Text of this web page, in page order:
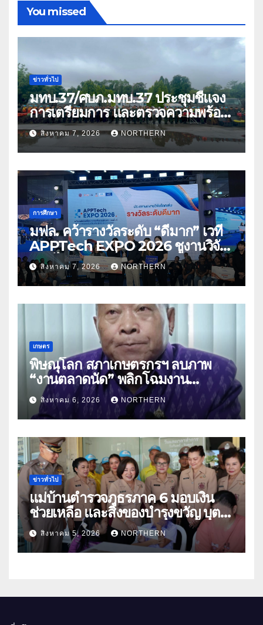
You missed
ข่าวทั่วไป
มทบ.37/ศบภ.มทบ.37 ประชุมชี้แจง
การเตรียมการ และตรวจความพร้อม
ด้านการบรรเทาสาธารณภัย
สิงหาคม 7, 2026 NORTHERN
การศึกษา
มฟล. คว้ารางวัลระดับ “ดีมาก” เวที
APPTech EXPO 2026 ชูงานวิจัย
สมุนไพร ขับเคลื่อนนวัตกรรมสู่เชิง
พาณิชย์
สิงหาคม 7, 2026 NORTHERN
เกษตร
พิษณุโลก สภาเกษตรกรฯ ลบภาพ
“งานตลาดนัด” พลิกโฉมงาน
“เกษตรรุ่งเรืองเมืองสองแคว 69” มุ่ง
ประโยชน์เกษตรกร ดึงนวัตกรรม-จับ
คู่ธุรกิจดันสินค้าเกษตรสู่สากล (คลิป)
สิงหาคม 6, 2026 NORTHERN
ข่าวทั่วไป
แม่บ้านตำรวจภูธรภาค 6 มอบเงิน
ช่วยเหลือ และสิ่งของบำรุงขวัญ บุตร-
ธิดา ข้าราชการตำรวจจังหวัด
อุทัยธานี
สิงหาคม 5, 2026 NORTHERN